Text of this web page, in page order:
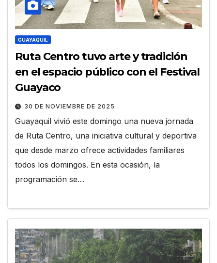
GUAYAQUIL
Ruta Centro tuvo arte y tradición
en el espacio público con el Festival
Guayaco
30 DE NOVIEMBRE DE 2025
Guayaquil vivió este domingo una nueva jornada
de Ruta Centro, una iniciativa cultural y deportiva
que desde marzo ofrece actividades familiares
todos los domingos. En esta ocasión, la
programación se…